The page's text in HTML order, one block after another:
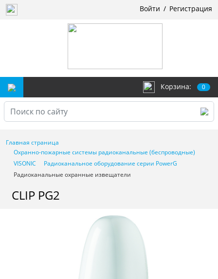
Войти / Регистрация
Корзина: 0
Главная страница
Охранно-пожарные системы радиоканальные (беспроводные)
VISONIC
Радиоканальное оборудование серии PowerG
Радиоканальные охранные извещатели
CLIP PG2